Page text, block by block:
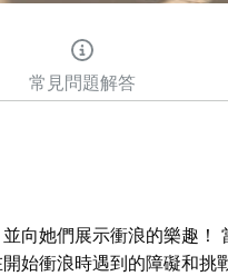
常見問題解答
向她們展示衝浪的樂趣
始衝浪時遇到的障礙和